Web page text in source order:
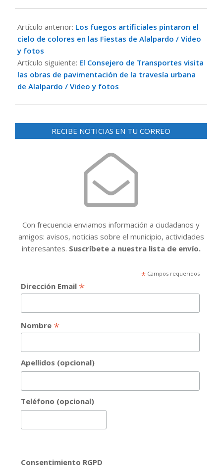
08-
27
Artículo anterior: Los fuegos artificiales pintaron el
cielo de colores en las Fiestas de Alalpardo / Video
y fotos
Artículo siguiente: El Consejero de Transportes visita
las obras de pavimentación de la travesía urbana
de Alalpardo / Video y fotos
RECIBE NOTICIAS EN TU CORREO
Con frecuencia enviamos información a ciudadanos y
amigos: avisos, noticias sobre el municipio, actividades
interesantes. Suscríbete a nuestra lista de envío.
*Campos requeridos
Dirección Email *
Nombre *
Apellidos (opcional)
Teléfono (opcional)
Consentimiento RGPD